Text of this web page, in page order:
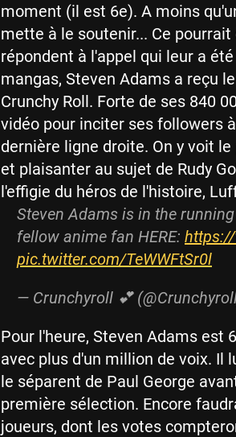
moment (il est 6e). A moins
mette à le soutenir... Ce
répondent à l'appel qui leur a
mangas, Steven Adams a reçu
Crunchy Roll. Forte de ses 840
vidéo pour inciter ses followers
dernière ligne droite. On y voit
et plaisanter au sujet de Rudy
l'effigie du héros de l'histoire,
Steven Adams is in the
fellow anime fan HERE:
pic.twitter.com/TeWWFtSr0l
— Crunchyroll 💕
Pour l'heure, Steven Adams est
avec plus d'un million de voix. Il
le séparent de Paul George
première sélection. Encore
joueurs, dont les votes